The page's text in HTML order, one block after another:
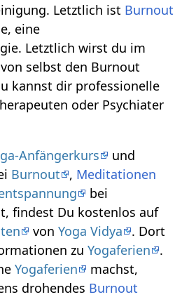
Letztlich ist Burnout
eine
Letztlich wirst du im
selbst den Burnout
kannst dir professionelle
oder Psychiater
Anfängerkurs
und
Burnout , Meditationen
bei
findest Du kostenlos auf
vonYoga Vidya
. Dort
zuYogaferien
.
Yogaferien
machst,
drohendes Burnout